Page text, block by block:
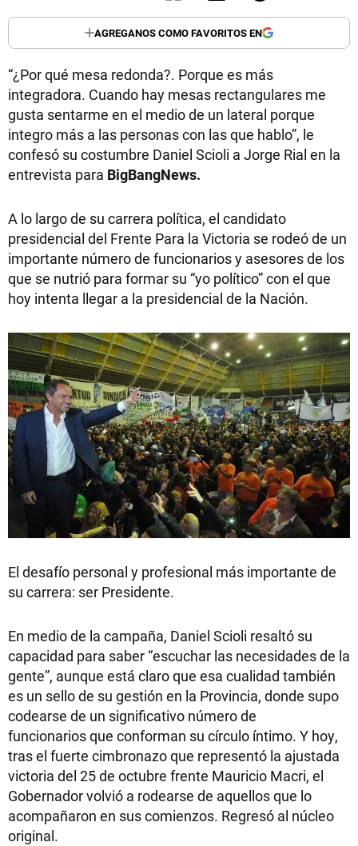
AGREGANOS COMO FAVORITOS EN
“¿Por qué mesa redonda?. Porque es más
integradora. Cuando hay mesas rectangulares me
gusta sentarme en el medio de un lateral porque
integro más a las personas con las que hablo”, le
confesó su costumbre Daniel Scioli a Jorge Rial en la
entrevista para BigBangNews.
A lo largo de su carrera política, el candidato
presidencial del Frente Para la Victoria se rodeó de un
importante número de funcionarios y asesores de los
que se nutrió para formar su “yo político” con el que
hoy intenta llegar a la presidencial de la Nación.
El desafío personal y profesional más importante de
su carrera: ser Presidente.
En medio de la campaña, Daniel Scioli resaltó su
capacidad para saber “escuchar las necesidades de la
gente”, aunque está claro que esa cualidad también
es un sello de su gestión en la Provincia, donde supo
codearse de un significativo número de
funcionarios que conforman su círculo íntimo. Y hoy,
tras el fuerte cimbronazo que representó la ajustada
victoria del 25 de octubre frente Mauricio Macri, el
Gobernador volvió a rodearse de aquellos que lo
acompañaron en sus comienzos. Regresó al núcleo
original.